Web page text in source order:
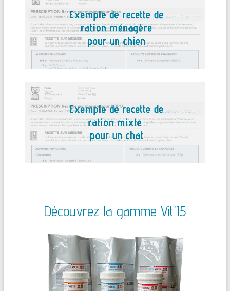
Découvrez la gamme Vit'I5